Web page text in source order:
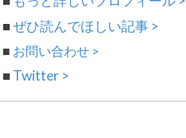
■ぜひ読んでほしい記事 >
■ お問い合わせ >
■Twitter >